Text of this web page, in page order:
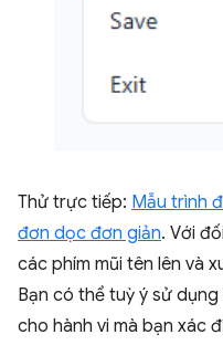
Thử trực tiếp: Mẫu trình
đơn dọc đơn giản. Với
các phím mũi tên lên và
Bạn có thể tuỳ ý sử
cho hành vi mà bạn xác